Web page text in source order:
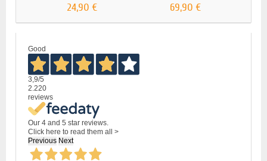
24,90 € 69,90 €
Good
3,9/5
2.220
reviews
Our 4 and 5 star reviews.
Click here to read them all >
Previous Next